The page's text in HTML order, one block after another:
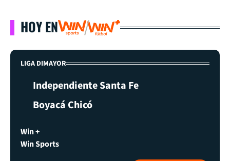
HOY EN
LIGA DIMAYOR
Independiente Santa Fe
Boyacá Chicó
Win +
Win Sports